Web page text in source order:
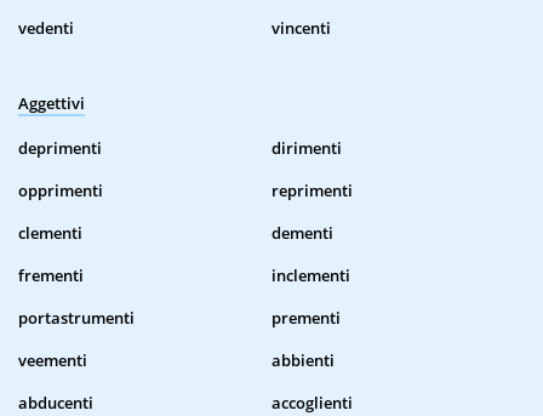
vedenti
vincenti
Aggettivi
deprimenti
dirimenti
opprimenti
reprimenti
clementi
dementi
frementi
inclementi
portastrumenti
prementi
veementi
abbienti
abducenti
accoglienti